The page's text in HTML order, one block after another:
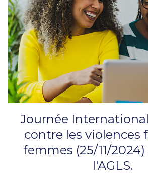
Journée
contre les violences
femmes (25/11/2024)
l'AGLS.